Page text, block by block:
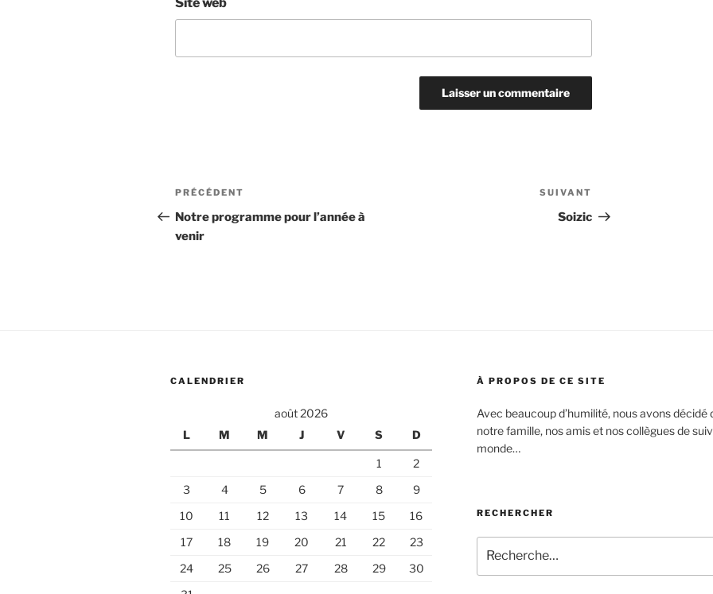
Navigation
de
l’article
Article
précédent
PRÉCÉDENT
Notre programme pour l’année à
venir
suivant
SUIVANT
Soizic
CALENDRIER
août 2026
L
M M J V S D
1
2
3
4 5 6 7 8
9
10
11 12 13 14 15
16
17
18 19 20 21 22
23
24
25 26 27 28 29
30
À PROPOS DE CE SITE
Avec beaucoup d’humilité, nous avons
notre famille, nos amis et nos collègues de
monde…
RECHERCHER
pour
: